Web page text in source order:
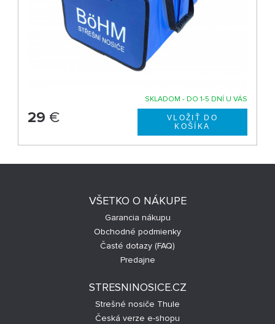
SKLADOM - DO 1-5 DNÍ U VÁS
29 €
VŠETKO O NÁKUPE
Garancia nákupu
Obchodné podmienky
Časté dotazy (FAQ)
Predajne
STRESNINOSICE.CZ
Strešné nosiče Thule
Česká verze e-shopu